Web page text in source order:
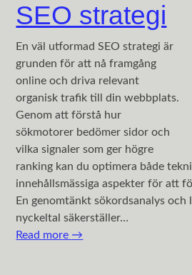
SEO strategi
En väl utformad SEO strategi är
grunden för att nå framgång
online och driva relevant
organisk trafik till din webbplats.
Genom att förstå hur
sökmotorer bedömer sidor och
vilka signaler som ger högre
ranking kan du optimera både
innehållsmässiga aspekter för att
En genomtänkt sökordsanalys
nyckeltal säkerställer…
Read more →